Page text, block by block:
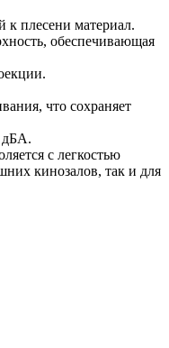
плесени материал.
обеспечивающая
что сохраняет
дБА.
с легкостью
кинозалов, так и для